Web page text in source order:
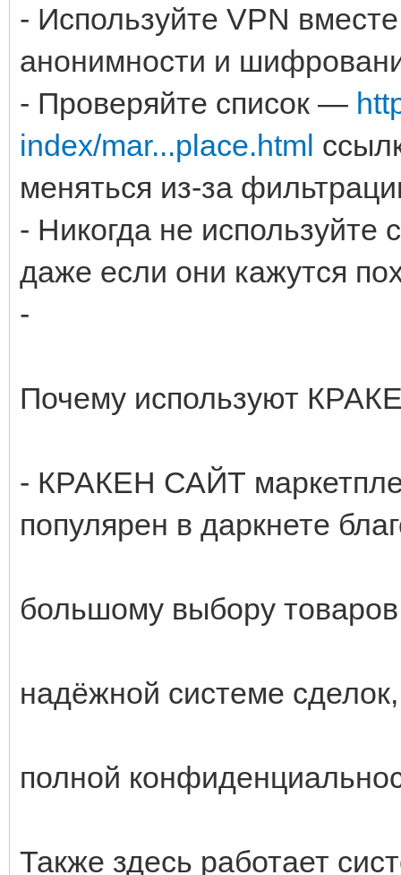
- Используйте VPN
анонимности и
- Проверяйте список —
index/mar...place.html
меняться из-за
- Никогда не используйте
даже если они кажутся
-
Почему используют
- КРАКЕН САЙТ
популярен в даркнете
большому выбору
надёжной системе сделок,
полной
Также здесь работает